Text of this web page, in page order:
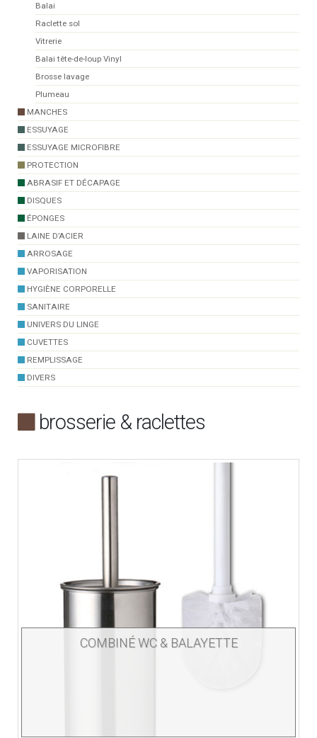
Balai
Raclette sol
Vitrerie
Balai tête-de-loup Vinyl
Brosse lavage
Plumeau
MANCHES
ESSUYAGE
ESSUYAGE MICROFIBRE
PROTECTION
ABRASIF ET DÉCAPAGE
DISQUES
ÉPONGES
LAINE D’ACIER
ARROSAGE
VAPORISATION
HYGIÈNE CORPORELLE
SANITAIRE
UNIVERS DU LINGE
CUVETTES
REMPLISSAGE
DIVERS
brosserie & raclettes
COMBINÉ WC & BALAYETTE